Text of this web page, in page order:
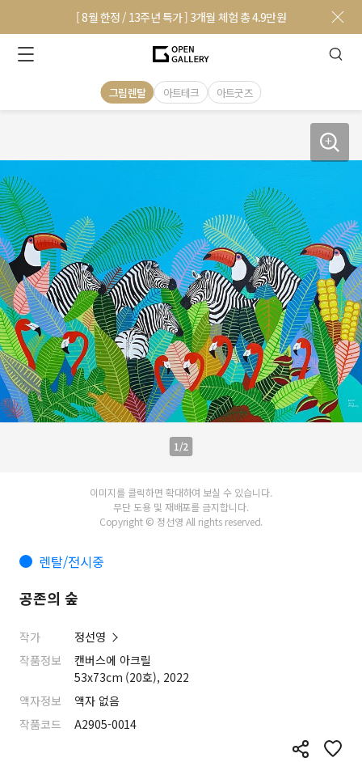
[ 8월 한정 / 13주년 특가 ] 3개월 체험 총 4.9만원
그림렌탈 아트테크 아트굿즈
1/2
이미지를 클릭하면 확대하여 보실 수 있습니다.
무단 도용 및 재배포를 금지합니다.
Copyright © 정선영 All rights reserved.
렌탈/전시중
공존의 숲
작가
정선영
작품정보
캔버스에 아크릴
53x73cm (20호), 2022
액자정보
액자 없음
작품코드
A2905-0014